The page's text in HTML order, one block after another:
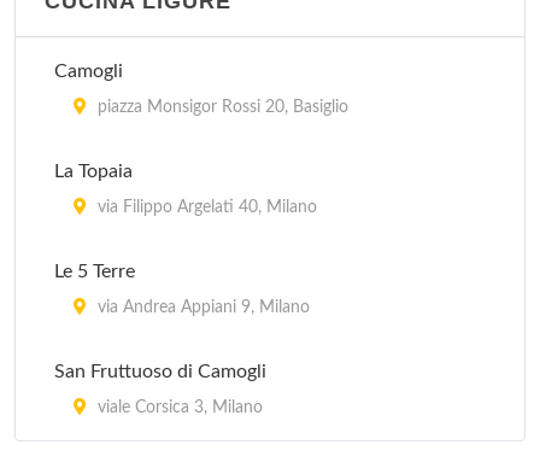
Camogli
piazza Monsigor Rossi 20, Basiglio
La Topaia
via Filippo Argelati 40, Milano
Le 5 Terre
via Andrea Appiani 9, Milano
San Fruttuoso di Camogli
viale Corsica 3, Milano